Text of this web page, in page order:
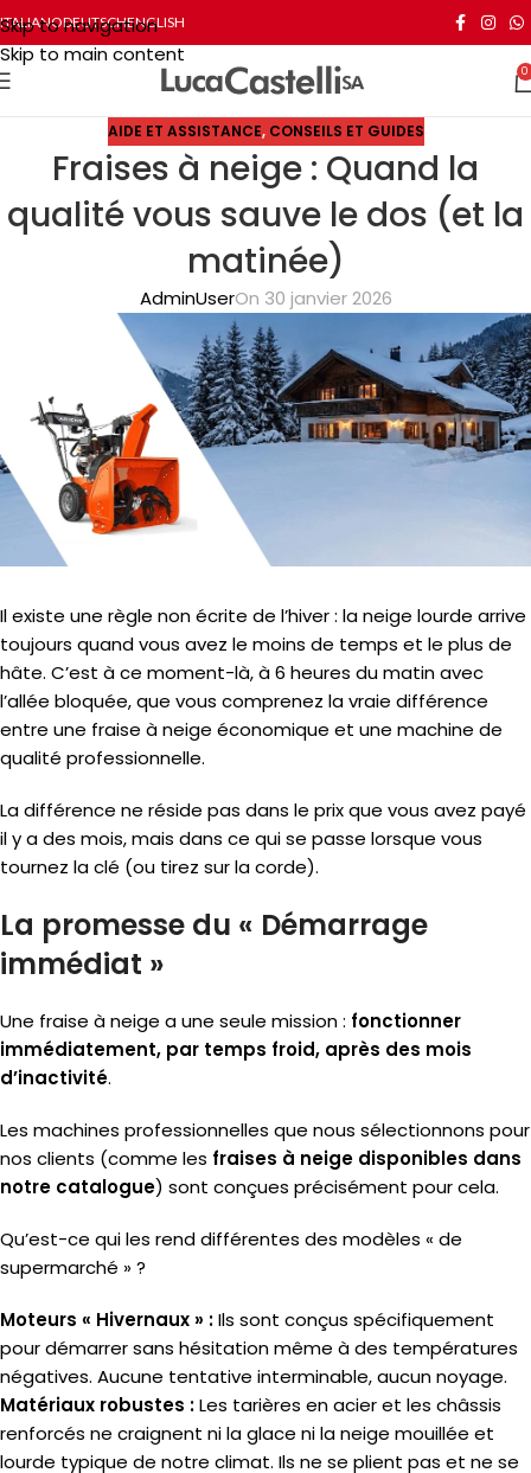
Skip to navigation
Skip to main content
ITALIANODEUTSCHENGLISH
0
AIDE ET ASSISTANCE, CONSEILS ET GUIDES
Fraises à neige : Quand la
qualité vous sauve le dos (et la
matinée)
AdminUserOn 30 janvier 2026
Il existe une règle non écrite de l’hiver : la neige lourde arrive
toujours quand vous avez le moins de temps et le plus de
hâte. C’est à ce moment-là, à 6 heures du matin avec
l’allée bloquée, que vous comprenez la vraie différence
entre une fraise à neige économique et une machine de
qualité professionnelle.
La différence ne réside pas dans le prix que vous avez payé
il y a des mois, mais dans ce qui se passe lorsque vous
tournez la clé (ou tirez sur la corde).
La promesse du « Démarrage
immédiat »
Une fraise à neige a une seule mission : fonctionner
immédiatement, par temps froid, après des mois
d’inactivité.
Les machines professionnelles que nous sélectionnons pour
nos clients (comme les fraises à neige disponibles dans
notre catalogue) sont conçues précisément pour cela.
Qu’est-ce qui les rend différentes des modèles « de
supermarché » ?
Moteurs « Hivernaux » :Ils sont conçus spécifiquement
pour démarrer sans hésitation même à des températures
négatives. Aucune tentative interminable, aucun noyage.
Matériaux robustes :Les tarières en acier et les châssis
renforcés ne craignent ni la glace ni la neige mouillée et
lourde typique de notre climat. Ils ne se plient pas et ne se